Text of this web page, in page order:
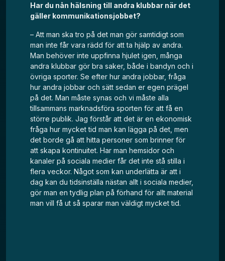
Har du nån hälsning till andra klubbar när det
gäller kommunikationsjobbet?
– Att man ska tro på det man gör samtidigt som
man inte får vara rädd för att ta hjälp av andra.
Man behöver inte uppfinna hjulet igen, många
andra klubbar gör bra saker, både i bandyn och i
övriga sporter. Se efter hur andra jobbar, fråga
hur andra jobbar och sätt sedan er egen prägel
på det. Man måste synas och vi måste alla
tillsammans marknadsföra sporten för att få en
större publik. Jag förstår att det är en ekonomisk
fråga hur mycket tid man kan lägga på det, men
det borde gå att hitta personer som brinner för
att skapa kontinuitet. Har man hemsidor och
kanaler på sociala medier får det inte stå stilla i
flera veckor. Något som kan underlätta är att i
dag kan du tidsinställa nästan allt i sociala medier,
gör man en tydlig plan på förhand för allt material
man vill få ut så sparar man väldigt mycket tid.